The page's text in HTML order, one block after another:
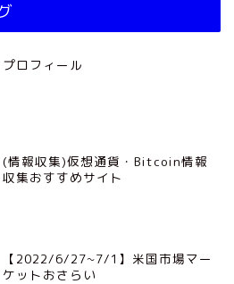
プロフィール
(情報収集)仮想通貨・Bitcoin情報
収集おすすめサイト
【2022/6/27~7/1】米国市場マー
ケットおさらい